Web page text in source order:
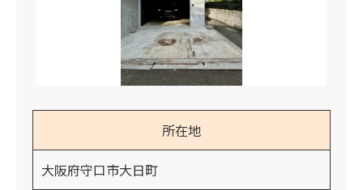
所在地
大阪府守口市大日町